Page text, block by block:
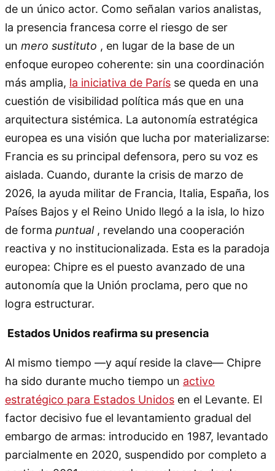
de un único actor. Como señalan varios analistas,
la presencia francesa corre el riesgo de ser
un mero sustituto , en lugar de la base de un
enfoque europeo coherente: sin una coordinación
más amplia, la iniciativa de París se queda en una
cuestión de visibilidad política más que en una
arquitectura sistémica. La autonomía estratégica
europea es una visión que lucha por materializarse:
Francia es su principal defensora, pero su voz es
aislada. Cuando, durante la crisis de marzo de
2026, la ayuda militar de Francia, Italia, España, los
Países Bajos y el Reino Unido llegó a la isla, lo hizo
de forma puntual, revelando una cooperación
reactiva y no institucionalizada. Esta es la paradoja
europea: Chipre es el puesto avanzado de una
autonomía que la Unión proclama, pero que no
logra estructurar.
Estados Unidos reafirma su presencia
Al mismo tiempo —y aquí reside la clave— Chipre
ha sido durante mucho tiempo un activo
estratégico para Estados Unidos en el Levante. El
factor decisivo fue el levantamiento gradual del
embargo de armas: introducido en 1987, levantado
parcialmente en 2020, suspendido por completo a